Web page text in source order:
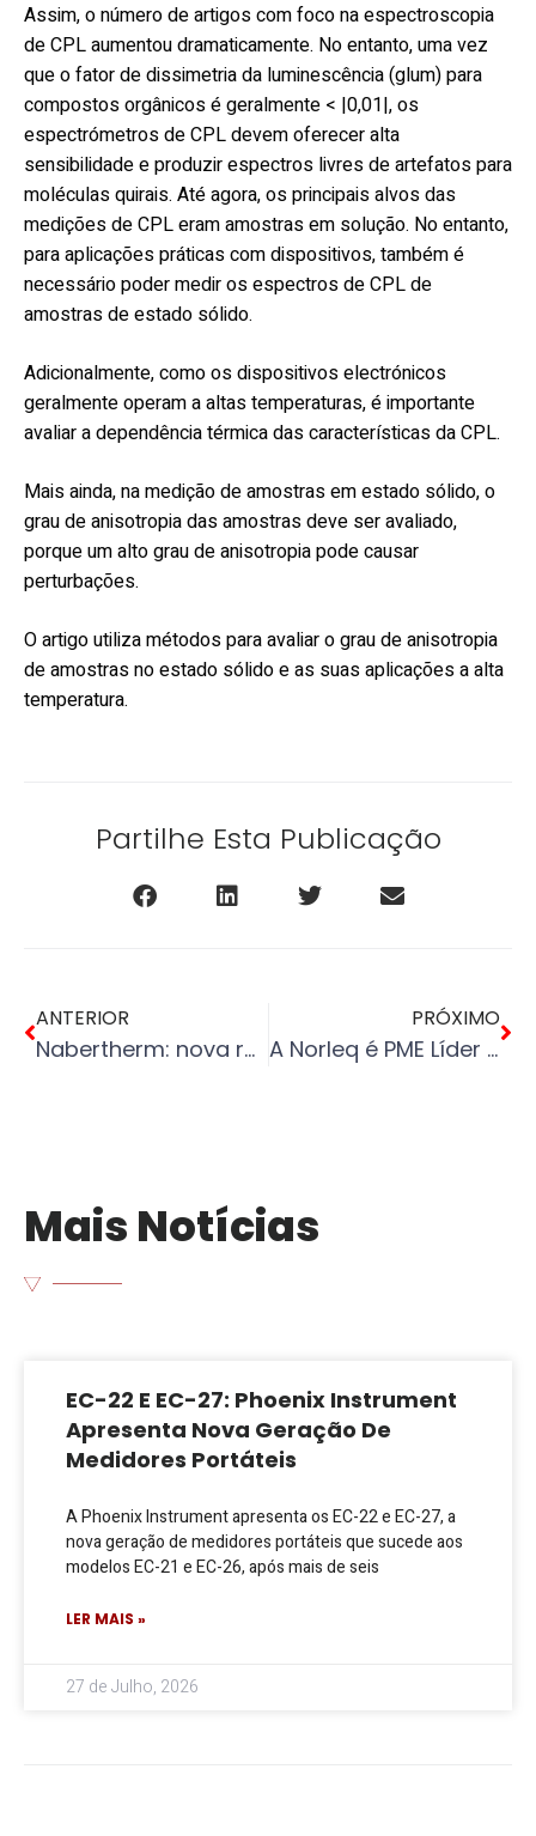
Assim, o número de artigos com foco na espectroscopia
de CPL aumentou dramaticamente. No entanto, uma vez
que o fator de dissimetria da luminescência (glum) para
compostos orgânicos é geralmente < |0,01|, os
espectrómetros de CPL devem oferecer alta
sensibilidade e produzir espectros livres de artefatos para
moléculas quirais. Até agora, os principais alvos das
medições de CPL eram amostras em solução. No entanto,
para aplicações práticas com dispositivos, também é
necessário poder medir os espectros de CPL de
amostras de estado sólido.
Adicionalmente, como os dispositivos electrónicos
geralmente operam a altas temperaturas, é importante
avaliar a dependência térmica das características da CPL.
Mais ainda, na medição de amostras em estado sólido, o
grau de anisotropia das amostras deve ser avaliado,
porque um alto grau de anisotropia pode causar
perturbações.
O artigo utiliza métodos para avaliar o grau de anisotropia
de amostras no estado sólido e as suas aplicações a alta
temperatura.
Partilhe Esta Publicação
ANTERIOR
Nabertherm: nova representada
PRÓXIMO
A Norleq é PME Líder 2020!
Mais Notícias
EC-22 E EC-27: Phoenix Instrument
Apresenta Nova Geração De
Medidores Portáteis
A Phoenix Instrument apresenta os EC-22 e EC-27, a
nova geração de medidores portáteis que sucede aos
modelos EC-21 e EC-26, após mais de seis
LER MAIS »
27 de Julho, 2026